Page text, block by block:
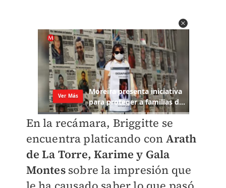
En la recámara, Briggitte se
encuentra platicando con Arath
de La Torre, Karime y Gala
Montessobre la impresión que